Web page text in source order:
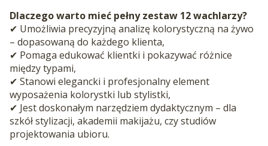
Dlaczego warto mieć pełny zestaw 12 wachlarzy?
✔ Umożliwia precyzyjną analizę kolorystyczną na żywo
– dopasowaną do każdego klienta,
✔ Pomaga edukować klientki i pokazywać różnice
między typami,
✔ Stanowi elegancki i profesjonalny element
wyposażenia kolorystki lub stylistki,
✔ Jest doskonałym narzędziem dydaktycznym – dla
szkół stylizacji, akademii makijażu, czy studiów
projektowania ubioru.